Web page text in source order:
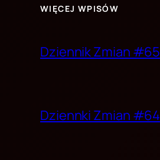
WIĘCEJ WPISÓW
Dziennik Zmian #65
Dziennki Zmian #64